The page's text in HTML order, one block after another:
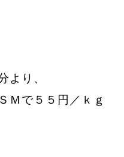
より、
Ｍで５５円／ｋｇ